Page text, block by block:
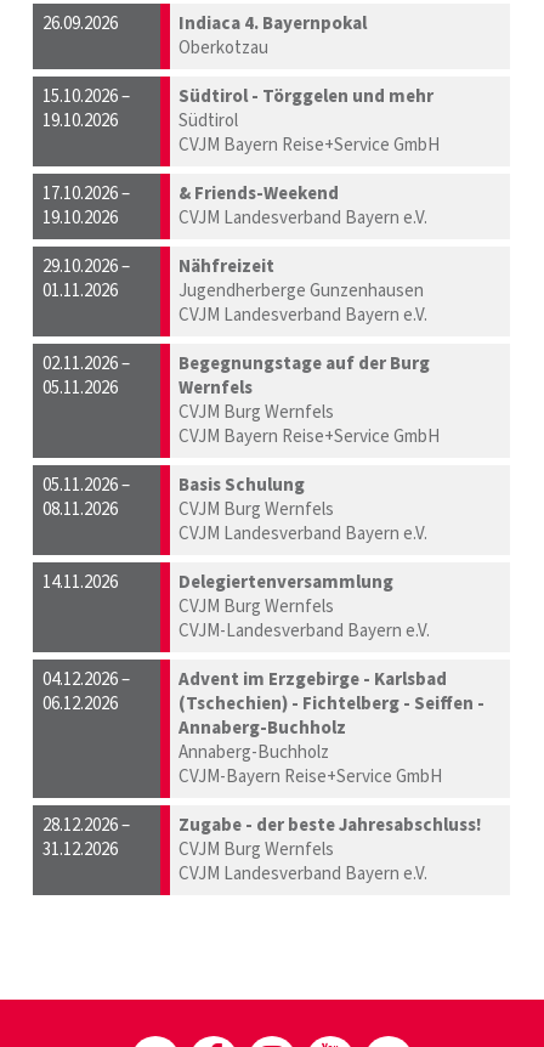
26.09.2026
Indiaca 4. Bayernpokal
Oberkotzau
15.10.2026 –
19.10.2026
Südtirol - Törggelen und mehr
Südtirol
CVJM Bayern Reise+Service GmbH
17.10.2026 –
19.10.2026
& Friends-Weekend
CVJM Landesverband Bayern e.V.
29.10.2026 –
01.11.2026
Nähfreizeit
Jugendherberge Gunzenhausen
CVJM Landesverband Bayern e.V.
02.11.2026 –
05.11.2026
Begegnungstage auf der Burg
Wernfels
CVJM Burg Wernfels
CVJM Bayern Reise+Service GmbH
05.11.2026 –
08.11.2026
Basis Schulung
CVJM Burg Wernfels
CVJM Landesverband Bayern e.V.
14.11.2026
Delegiertenversammlung
CVJM Burg Wernfels
CVJM-Landesverband Bayern e.V.
04.12.2026 –
06.12.2026
Advent im Erzgebirge - Karlsbad
(Tschechien) - Fichtelberg - Seiffen -
Annaberg-Buchholz
Annaberg-Buchholz
CVJM-Bayern Reise+Service GmbH
28.12.2026 –
31.12.2026
Zugabe - der beste Jahresabschluss!
CVJM Burg Wernfels
CVJM Landesverband Bayern e.V.